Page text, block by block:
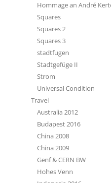
Hommage an André
Squares
Squares 2
Squares 3
stadtfugen
Stadtgefüge II
Strom
Universal Condition
Travel
Australia 2012
Budapest 2016
China 2008
China 2009
Genf & CERN BW
Hohes Venn